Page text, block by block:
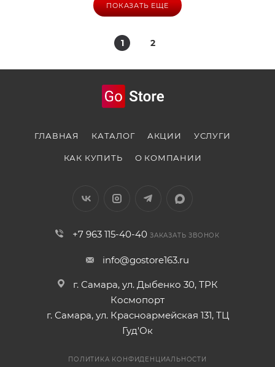
ПОКАЗАТЬ ЕЩЕ
1 2
ГЛАВНАЯ КАТАЛОГ АКЦИИ УСЛУГИ
КАК КУПИТЬ О КОМПАНИИ
+7 963 115-40-40 ЗАКАЗАТЬ ЗВОНОК
info@gostore163.ru
г. Самара, ул. Дыбенко 30, ТРК
Космопорт
г. Самара, ул. Красноармейская 131, ТЦ
Гуд'Ок
ПОЛИТИКА КОНФИДЕНЦИАЛЬНОСТИ